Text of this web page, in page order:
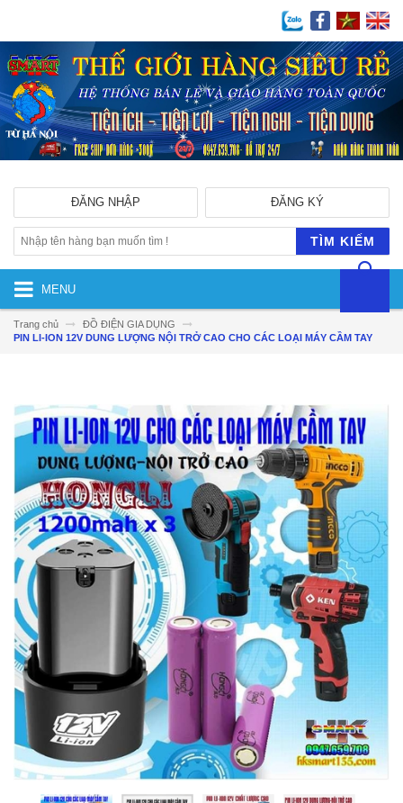
ĐĂNG KÝ
ĐĂNG NHẬP
TÌM KIẾM
MENU
Trang chủ
ĐỒ ĐIỆN GIA DỤNG
PIN LI-ION 12V DUNG LƯỢNG NỘI TRỞ CAO CHO CÁC LOẠI MÁY CẦM TAY